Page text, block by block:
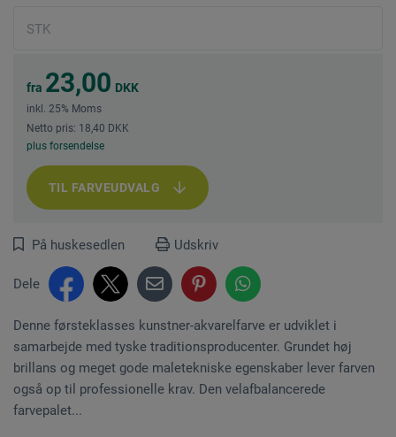
fra 23,00 DKK
inkl. 25% Moms
Netto pris: 18,40 DKK
plus forsendelse
TIL FARVEUDVALG
På huskesedlen Udskriv
Dele
Denne førsteklasses kunstner-akvarelfarve er udviklet i
samarbejde med tyske traditionsproducenter. Grundet høj
brillans og meget gode maletekniske egenskaber lever farven
også op til professionelle krav. Den velafbalancerede
farvepalet...